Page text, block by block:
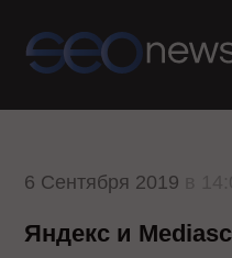
6 Сентября 2019
Яндекс и